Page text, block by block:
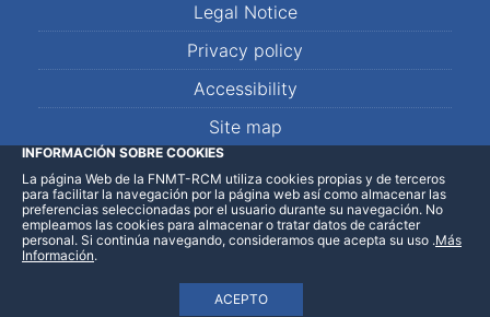
Legal Notice
Privacy policy
Accessibility
Site map
LinkedInFacebookWhatsApp
INFORMACIÓN SOBRE COOKIES
La página Web de la FNMT-RCM utiliza cookies propias y de terceros
para facilitar la navegación por la página web así como almacenar las
preferencias seleccionadas por el usuario durante su navegación. No
empleamos las cookies para almacenar o tratar datos de carácter
personal. Si continúa navegando, consideramos que acepta su uso
ACEPTO
.Más
Información.